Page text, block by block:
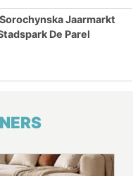
Jaarmarkt
De Parel